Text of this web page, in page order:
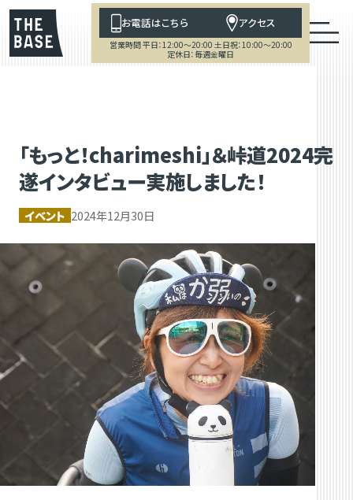
お電話はこちら アクセス
営業時間 平日：12:00～20:00 土日祝：10:00～20:00
定休日：毎週金曜日
「もっと！charimeshi」＆峠道2024完
遂インタビュー実施しました！
イベント 2024年12月30日